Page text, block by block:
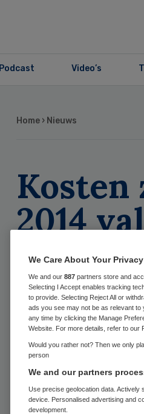
Podcast Video’s
Home › Nieuws
Kosten
2014
Philip van de
We Care About Your Privacy
We and our 887 partners store and
Selecting I Accept enables tracking
to provide. Selecting Reject All or
ads you see may not be as relevant
any time by clicking the Manage
Website. For more details, refer to our
Would you rather not? Then we only
person
We and our partners
Use precise geolocation data.
device. Personalised advertising and
development.